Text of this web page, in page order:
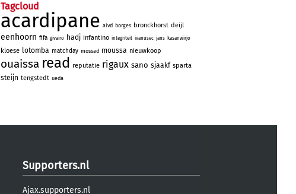
Tagcloud
acardipane aivd borges bronckhorst deijl
eenhoorn fifa givairo hadj infantino integriteit ivanusec jans kasanwirjo
kloese lotomba matchday mossad moussa nieuwkoop
ouaissa read reputatie rigaux sano sjaakf sparta
steijn tengstedt ueda
Supporters.nl
Ajax.supporters.nl